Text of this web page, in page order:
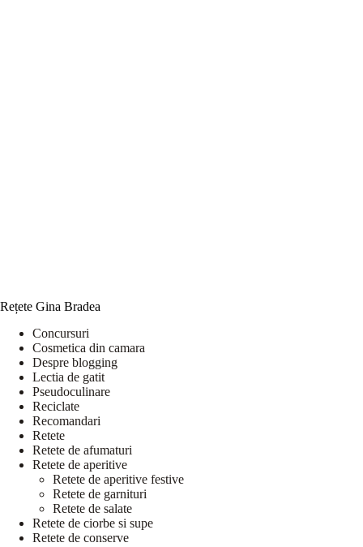
Rețete Gina Bradea
Concursuri
Cosmetica din camara
Despre blogging
Lectia de gatit
Pseudoculinare
Reciclate
Recomandari
Retete
Retete de afumaturi
Retete de aperitive
Retete de aperitive festive
Retete de garnituri
Retete de salate
Retete de ciorbe si supe
Retete de conserve